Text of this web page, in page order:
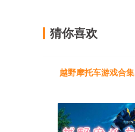
猜你喜欢
越野摩托车游戏合集